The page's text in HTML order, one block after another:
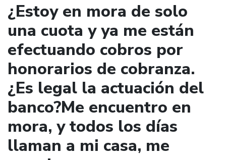
¿Estoy en mora de solo
una cuota y ya me están
efectuando cobros por
honorarios de cobranza.
¿Es legal la actuación del
banco?Me encuentro en
mora, y todos los días
llaman a mi casa, me